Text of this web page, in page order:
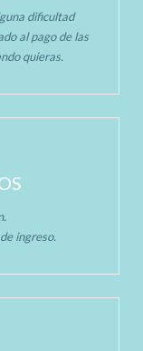
dificultad
al pago de las
quieras.
ingreso.